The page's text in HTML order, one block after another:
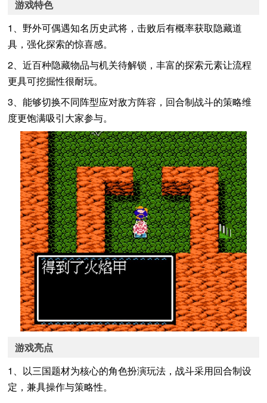
游戏特色
1、野外可偶遇知名历史武将，击败后有概率获取隐藏道
具，强化探索的惊喜感。
2、近百种隐藏物品与机关待解锁，丰富的探索元素让流程
更具可挖掘性很耐玩。
3、能够切换不同阵型应对敌方阵容，回合制战斗的策略维
度更饱满吸引大家参与。
游戏亮点
1、以三国题材为核心的角色扮演玩法，战斗采用回合制设
定，兼具操作与策略性。